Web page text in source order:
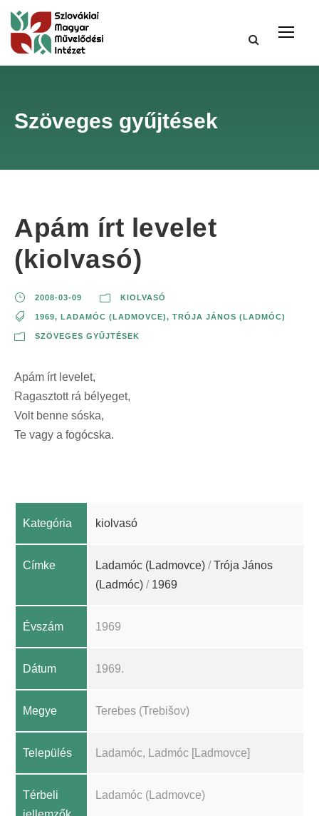
Szöveges gyűjtések
Apám írt levelet
(kiolvasó)
2008-03-09 KIOLVASÓ
1969, LADAMÓC (LADMOVCE), TRÓJA JÁNOS (LADMÓC)
SZÖVEGES GYŰJTÉSEK
Apám írt levelet,
Ragasztott rá bélyeget,
Volt benne sóska,
Te vagy a fogócska.
Kategória kiolvasó
Címke Ladamóc (Ladmovce) /Trója János
(Ladmóc) / 1969
Évszám 1969
Dátum 1969.
Megye Terebes (Trebišov)
Település Ladamóc, Ladmóc [Ladmovce]
Térbeli
Ladamóc (Ladmovce)